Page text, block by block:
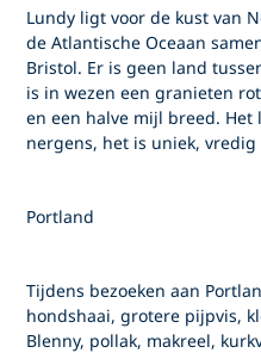
Lundy ligt voor de kust van
de Atlantische Oceaan
Bristol. Er is geen land
is in wezen een granieten
en een halve mijl breed.
nergens, het is uniek,
Portland
Tijdens bezoeken aan
hondshaai, grotere pijpvis,
Blenny, pollak, makreel,